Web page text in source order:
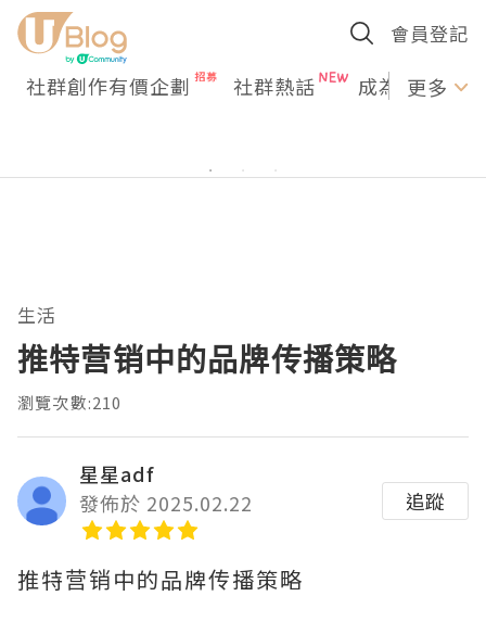
會員登記
社群創作有價企劃 社群熱話 成為U更多
生活
推特营销中的品牌传播策略
瀏覽次數:210
星星adf
發佈於 2025.02.22
追蹤
推特营销中的品牌传播策略